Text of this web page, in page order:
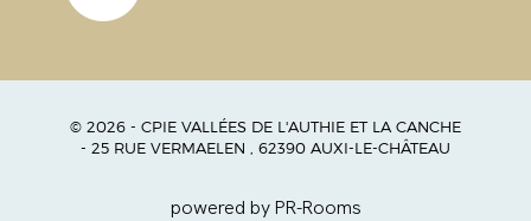
© 2026 - CPIE VALLÉES DE L'AUTHIE ET LA CANCHE
- 25 RUE VERMAELEN , 62390 AUXI-LE-CHÂTEAU
powered by PR-Rooms